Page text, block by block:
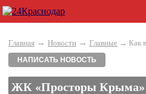
Главная → Новости → Главные → Как
НАПИСАТЬ НОВОСТЬ
ЖК «Просторы Крыма»